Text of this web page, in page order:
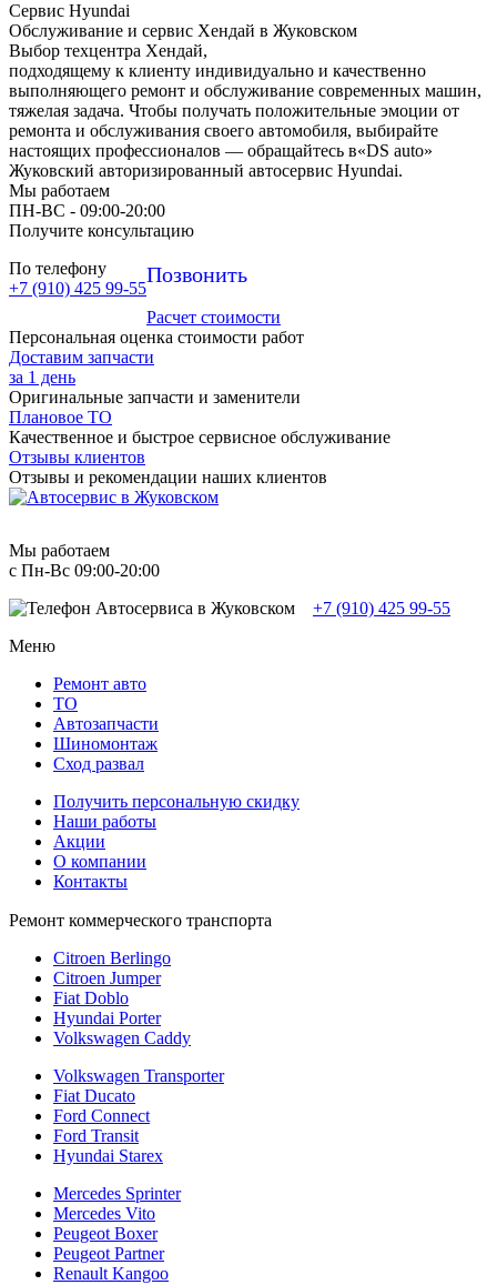
Сервис Hyundai
Обслуживание и сервис Хендай в Жуковском
Выбор техцентра Хендай,
подходящему к клиенту индивидуально и качественно
выполняющего ремонт и обслуживание современных машин,
тяжелая задача. Чтобы получать положительные эмоции от
ремонта и обслуживания своего автомобиля, выбирайте
настоящих профессионалов — обращайтесь в«DS auto»
Жуковский авторизированный автосервис Hyundai.
Мы работаем
ПН-ВC - 09:00-20:00
Получите консультацию
По телефону
+7 (910) 425 99-55
Позвонить
Расчет стоимости
Персональная оценка стоимости работ
Доставим запчасти
за 1 день
Оригинальные запчасти и заменители
Плановое ТО
Качественное и быстрое сервисное обслуживание
Отзывы клиентов
Отзывы и рекомендации наших клиентов
Мы работаем
с Пн-Вc 09:00-20:00
+7 (910) 425 99-55
Меню
Ремонт авто
TO
Автозапчасти
Шиномонтаж
Сход развал
Получить персональную скидку
Наши работы
Акции
О компании
Контакты
Ремонт коммерческого транспорта
Citroen Berlingo
Citroen Jumper
Fiat Doblo
Hyundai Porter
Volkswagen Caddy
Volkswagen Transporter
Fiat Ducato
Ford Connect
Ford Transit
Hyundai Starex
Mercedes Sprinter
Mercedes Vito
Peugeot Boxer
Peugeot Partner
Renault Kangoo